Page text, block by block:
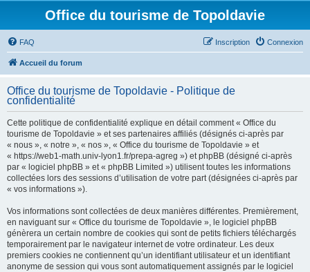
Office du tourisme de Topoldavie
FAQ Connexion
Inscription
Accueil du forum
Office du tourisme de Topoldavie - Politique de
confidentialité
Cette politique de confidentialité explique en détail comment « Office du
tourisme de Topoldavie » et ses partenaires affiliés (désignés ci-après par
« nous », « notre », « nos », « Office du tourisme de Topoldavie » et
« https://web1-math.univ-lyon1.fr/prepa-agreg ») et phpBB (désigné ci-après
par « logiciel phpBB » et « phpBB Limited ») utilisent toutes les informations
collectées lors des sessions d’utilisation de votre part (désignées ci-après par
« vos informations »).
Vos informations sont collectées de deux manières différentes. Premièrement,
en naviguant sur « Office du tourisme de Topoldavie », le logiciel phpBB
génèrera un certain nombre de cookies qui sont de petits fichiers téléchargés
temporairement par le navigateur internet de votre ordinateur. Les deux
premiers cookies ne contiennent qu’un identifiant utilisateur et un identifiant
anonyme de session qui vous sont automatiquement assignés par le logiciel